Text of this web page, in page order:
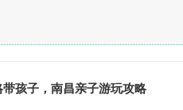
孩子，南昌亲子游玩攻略